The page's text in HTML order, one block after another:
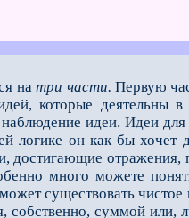
натри части. Первую
которые деятельны
наблюдение идеи. Идеи
логике он как бы
достигающие
много можете
существовать
собственно, суммой